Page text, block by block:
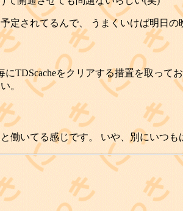
定されてるんで、 うまくいけば明日の
にTDScacheをクリアする措置を取って
。
働いてる感じです。 いや、別にいつも